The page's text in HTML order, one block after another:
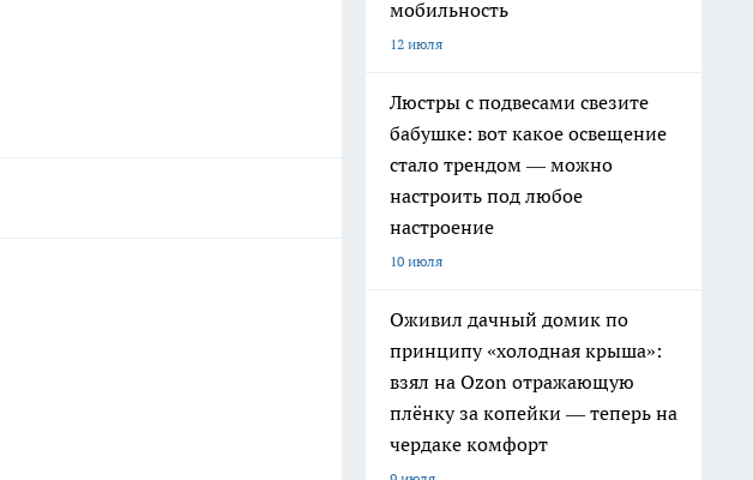
мобильность
12 июля
Люстры с подвесами свезите
бабушке: вот какое освещение
стало трендом — можно
настроить под любое
настроение
10 июля
Оживил дачный домик по
принципу «холодная крыша»:
взял на Ozon отражающую
плёнку за копейки — теперь на
чердаке комфорт